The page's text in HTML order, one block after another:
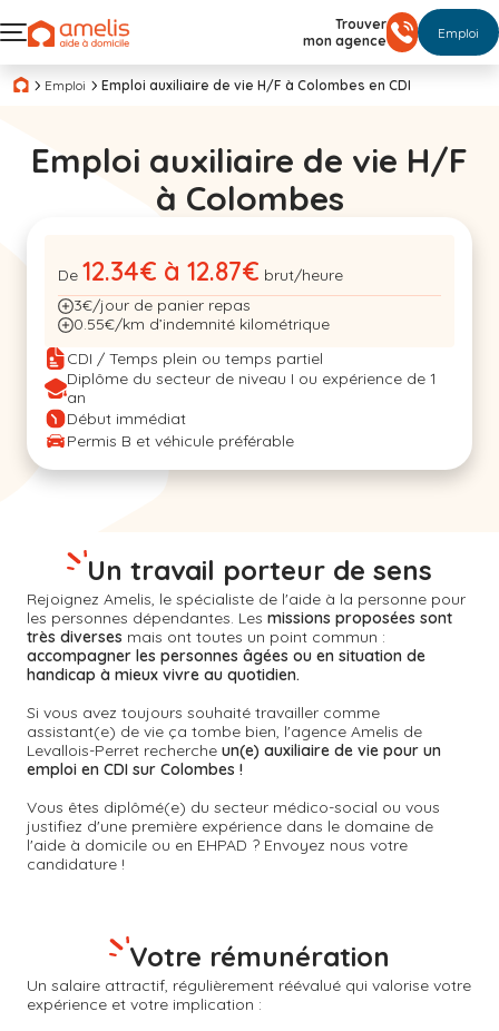
Trouver
mon agence
Emploi
Emploi Emploi auxiliaire de vie H/F à Colombes en CDI
Emploi auxiliaire de vie H/F
à Colombes
De 12.34€ à 12.87€ brut/heure
3€/jour de panier repas
0.55€/km d’indemnité kilométrique
CDI / Temps plein ou temps partiel
Diplôme du secteur de niveau I ou expérience de 1
an
Début immédiat
Permis B et véhicule préférable
Rejoignez Amelis, le spécialiste de l'aide à la personne pour
les personnes dépendantes. Les missions proposées sont
très diverses mais ont toutes un point commun :
accompagner les personnes âgées ou en situation de
handicap à mieux vivre au quotidien.
Si vous avez toujours souhaité travailler comme
assistant(e) de vie ça tombe bien, l'agence Amelis de
Levallois-Perret recherche un(e) auxiliaire de vie pour un
emploi en CDI sur Colombes !
Vous êtes diplômé(e) du secteur médico-social ou vous
justifiez d'une première expérience dans le domaine de
l'aide à domicile ou en EHPAD ? Envoyez nous votre
candidature !
Un travail porteur de sens
Un salaire attractif, régulièrement réévalué qui valorise votre
expérience et votre implication :
Votre rémunération